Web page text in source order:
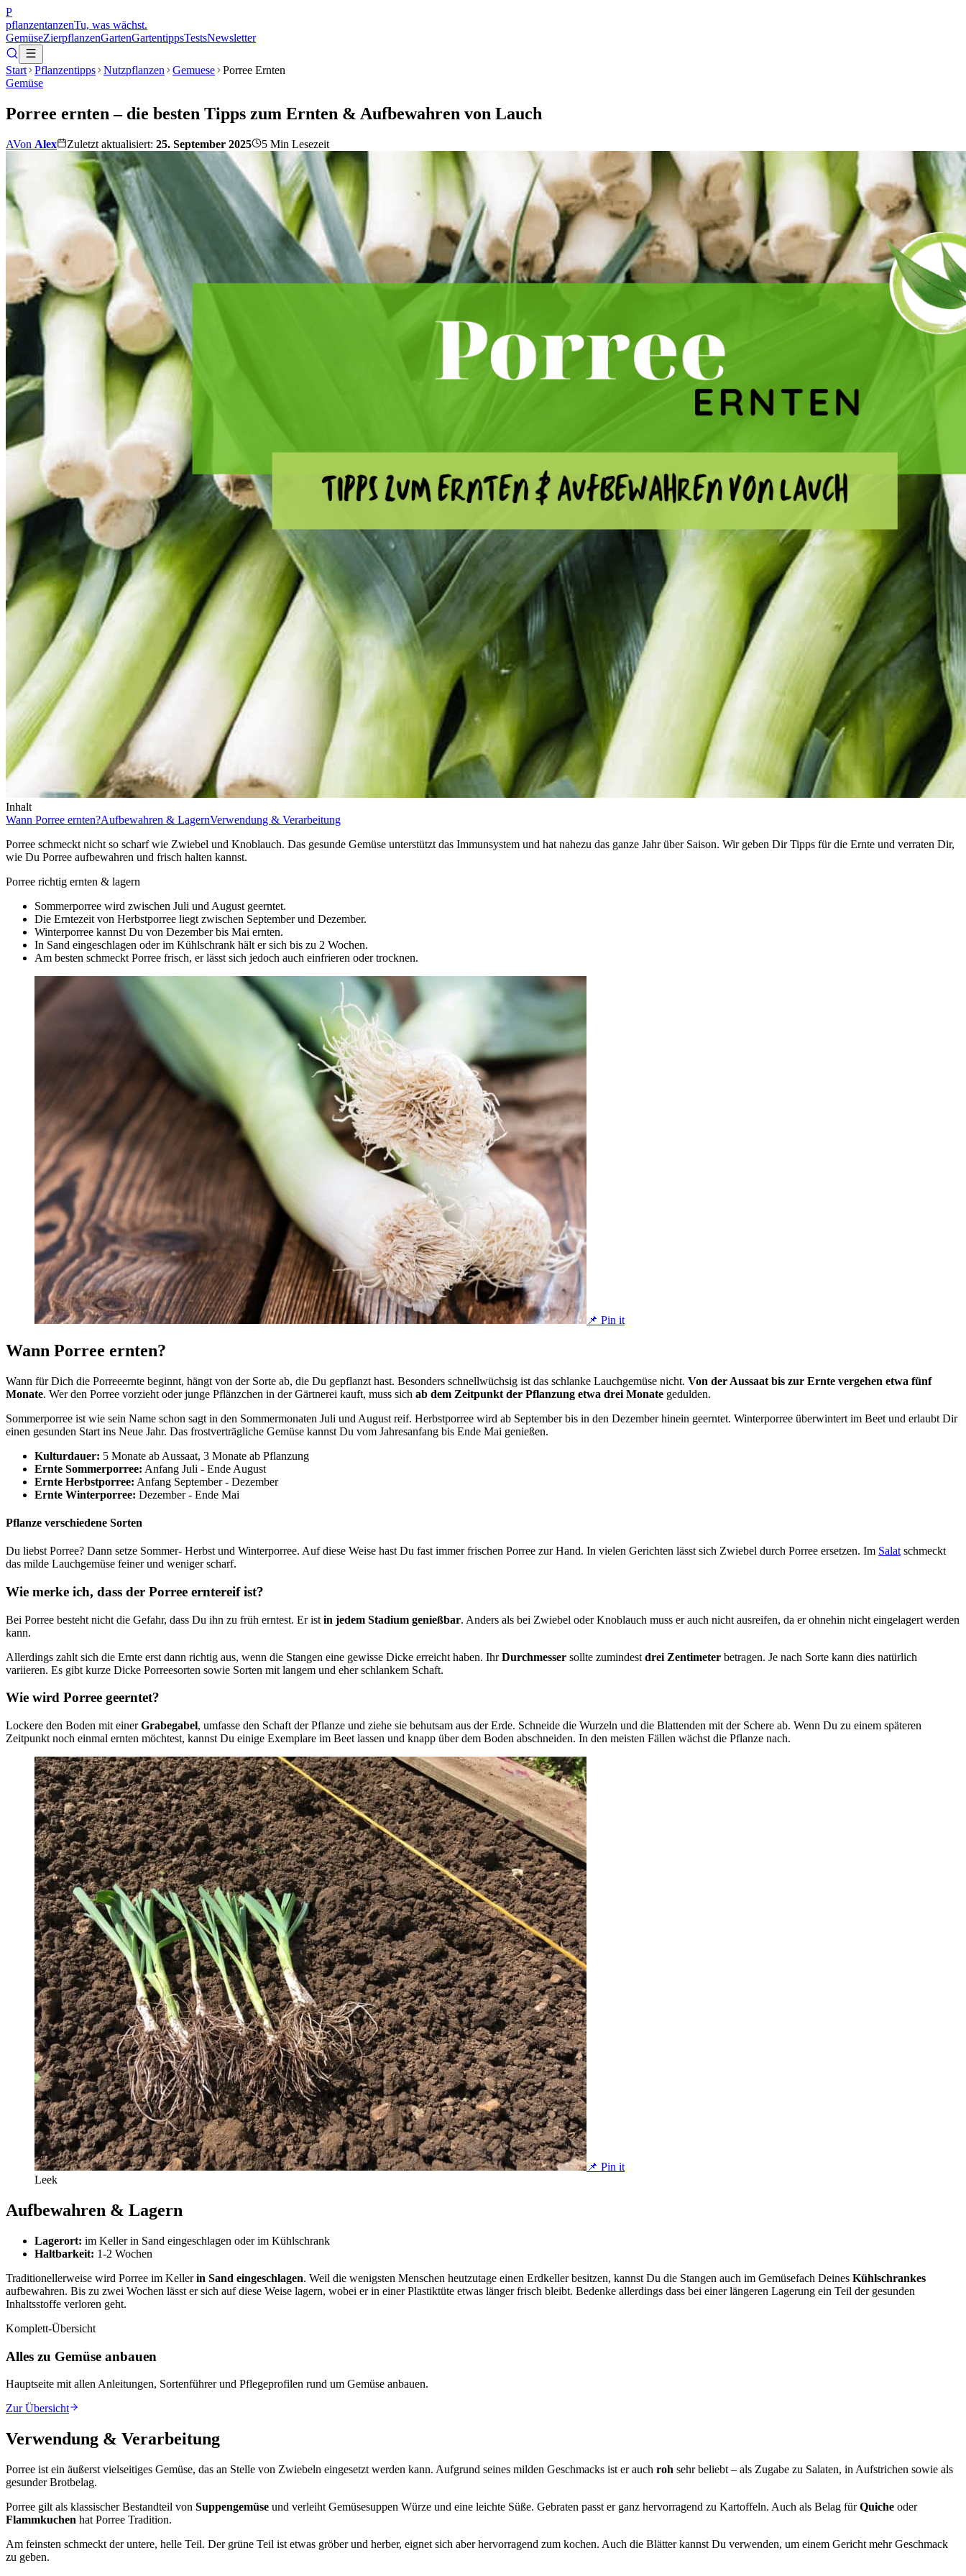
P
pflanzentanzenTu, was wächst.
GemüseZierpflanzenGartenGartentippsTestsNewsletter
Start Pflanzentipps Nutzpflanzen Gemuese
Porree Ernten
Gemüse
Porree ernten – die besten Tipps zum Ernten & Aufbewahren von Lauch
AVon Alex Zuletzt aktualisiert: 25. September 2025 5 Min Lesezeit
Inhalt
Wann Porree ernten?Aufbewahren & LagernVerwendung & Verarbeitung
Porree schmeckt nicht so scharf wie Zwiebel und Knoblauch. Das gesunde Gemüse unterstützt das Immunsystem und hat nahezu das ganze Jahr über Saison. Wir geben Dir Tipps für die Ernte und verraten Dir,
wie Du Porree aufbewahren und frisch halten kannst.
Porree richtig ernten & lagern
Sommerporree wird zwischen Juli und August geerntet.
Die Erntezeit von Herbstporree liegt zwischen September und Dezember.
Winterporree kannst Du von Dezember bis Mai ernten.
In Sand eingeschlagen oder im Kühlschrank hält er sich bis zu 2 Wochen.
Am besten schmeckt Porree frisch, er lässt sich jedoch auch einfrieren oder trocknen.
📌 Pin it
Wann Porree ernten?
Wann für Dich die Porreeernte beginnt, hängt von der Sorte ab, die Du gepflanzt hast. Besonders schnellwüchsig ist das schlanke Lauchgemüse nicht. Von der Aussaat bis zur Ernte vergehen etwa fünf
Monate. Wer den Porree vorzieht oder junge Pflänzchen in der Gärtnerei kauft, muss sich ab dem Zeitpunkt der Pflanzung etwa drei Monate gedulden.
Sommerporree ist wie sein Name schon sagt in den Sommermonaten Juli und August reif. Herbstporree wird ab September bis in den Dezember hinein geerntet. Winterporree überwintert im Beet und erlaubt Dir
einen gesunden Start ins Neue Jahr. Das frostverträgliche Gemüse kannst Du vom Jahresanfang bis Ende Mai genießen.
Kulturdauer: 5 Monate ab Aussaat, 3 Monate ab Pflanzung
Ernte Sommerporree: Anfang Juli - Ende August
Ernte Herbstporree: Anfang September - Dezember
Ernte Winterporree: Dezember - Ende Mai
Pflanze verschiedene Sorten
Du liebst Porree? Dann setze Sommer- Herbst und Winterporree. Auf diese Weise hast Du fast immer frischen Porree zur Hand. In vielen Gerichten lässt sich Zwiebel durch Porree ersetzen. Im Salat schmeckt
das milde Lauchgemüse feiner und weniger scharf.
Wie merke ich, dass der Porree erntereif ist?
Bei Porree besteht nicht die Gefahr, dass Du ihn zu früh erntest. Er ist in jedem Stadium genießbar. Anders als bei Zwiebel oder Knoblauch muss er auch nicht ausreifen, da er ohnehin nicht eingelagert werden
kann.
Allerdings zahlt sich die Ernte erst dann richtig aus, wenn die Stangen eine gewisse Dicke erreicht haben. IhrDurchmesser sollte zumindest drei Zentimeter betragen. Je nach Sorte kann dies natürlich
variieren. Es gibt kurze Dicke Porreesorten sowie Sorten mit langem und eher schlankem Schaft.
Wie wird Porree geerntet?
Lockere den Boden mit einerGrabegabel, umfasse den Schaft der Pflanze und ziehe sie behutsam aus der Erde. Schneide die Wurzeln und die Blattenden mit der Schere ab. Wenn Du zu einem späteren
Zeitpunkt noch einmal ernten möchtest, kannst Du einige Exemplare im Beet lassen und knapp über dem Boden abschneiden. In den meisten Fällen wächst die Pflanze nach.
📌 Pin it
Leek
Aufbewahren & Lagern
Lagerort: im Keller in Sand eingeschlagen oder im Kühlschrank
Haltbarkeit: 1-2 Wochen
Traditionellerweise wird Porree im Kellerin Sand eingeschlagen. Weil die wenigsten Menschen heutzutage einen Erdkeller besitzen, kannst Du die Stangen auch im Gemüsefach Deines Kühlschrankes
aufbewahren. Bis zu zwei Wochen lässt er sich auf diese Weise lagern, wobei er in einer Plastiktüte etwas länger frisch bleibt. Bedenke allerdings dass bei einer längeren Lagerung ein Teil der gesunden
Inhaltsstoffe verloren geht.
Komplett-Übersicht
Alles zu Gemüse anbauen
Hauptseite mit allen Anleitungen, Sortenführer und Pflegeprofilen rund um Gemüse anbauen.
Zur Übersicht
Verwendung & Verarbeitung
Porree ist ein äußerst vielseitiges Gemüse, das an Stelle von Zwiebeln eingesetzt werden kann. Aufgrund seines milden Geschmacks ist er auch roh sehr beliebt – als Zugabe zu Salaten, in Aufstrichen sowie als
gesunder Brotbelag.
Porree gilt als klassischer Bestandteil von Suppengemüse und verleiht Gemüsesuppen Würze und eine leichte Süße. Gebraten passt er ganz hervorragend zu Kartoffeln. Auch als Belag fürQuiche oder
Flammkuchen hat Porree Tradition.
Am feinsten schmeckt der untere, helle Teil. Der grüne Teil ist etwas gröber und herber, eignet sich aber hervorragend zum kochen. Auch die Blätter kannst Du verwenden, um einem Gericht mehr Geschmack
zu geben.